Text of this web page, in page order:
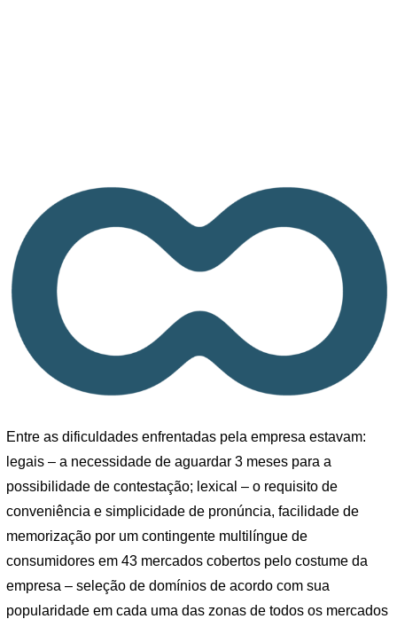
Entre as dificuldades enfrentadas pela empresa estavam:
legais – a necessidade de aguardar 3 meses para a
possibilidade de contestação; lexical – o requisito de
conveniência e simplicidade de pronúncia, facilidade de
memorização por um contingente multilíngue de
consumidores em 43 mercados cobertos pelo costume da
empresa – seleção de domínios de acordo com sua
popularidade em cada uma das zonas de todos os mercados